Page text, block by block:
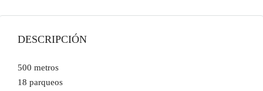
DESCRIPCIÓN
500 metros
18 parqueos